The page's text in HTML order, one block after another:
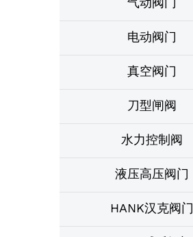
电动阀门
真空阀门
刀型闸阀
水力控制阀
液压高压阀门
HANK汉克阀门